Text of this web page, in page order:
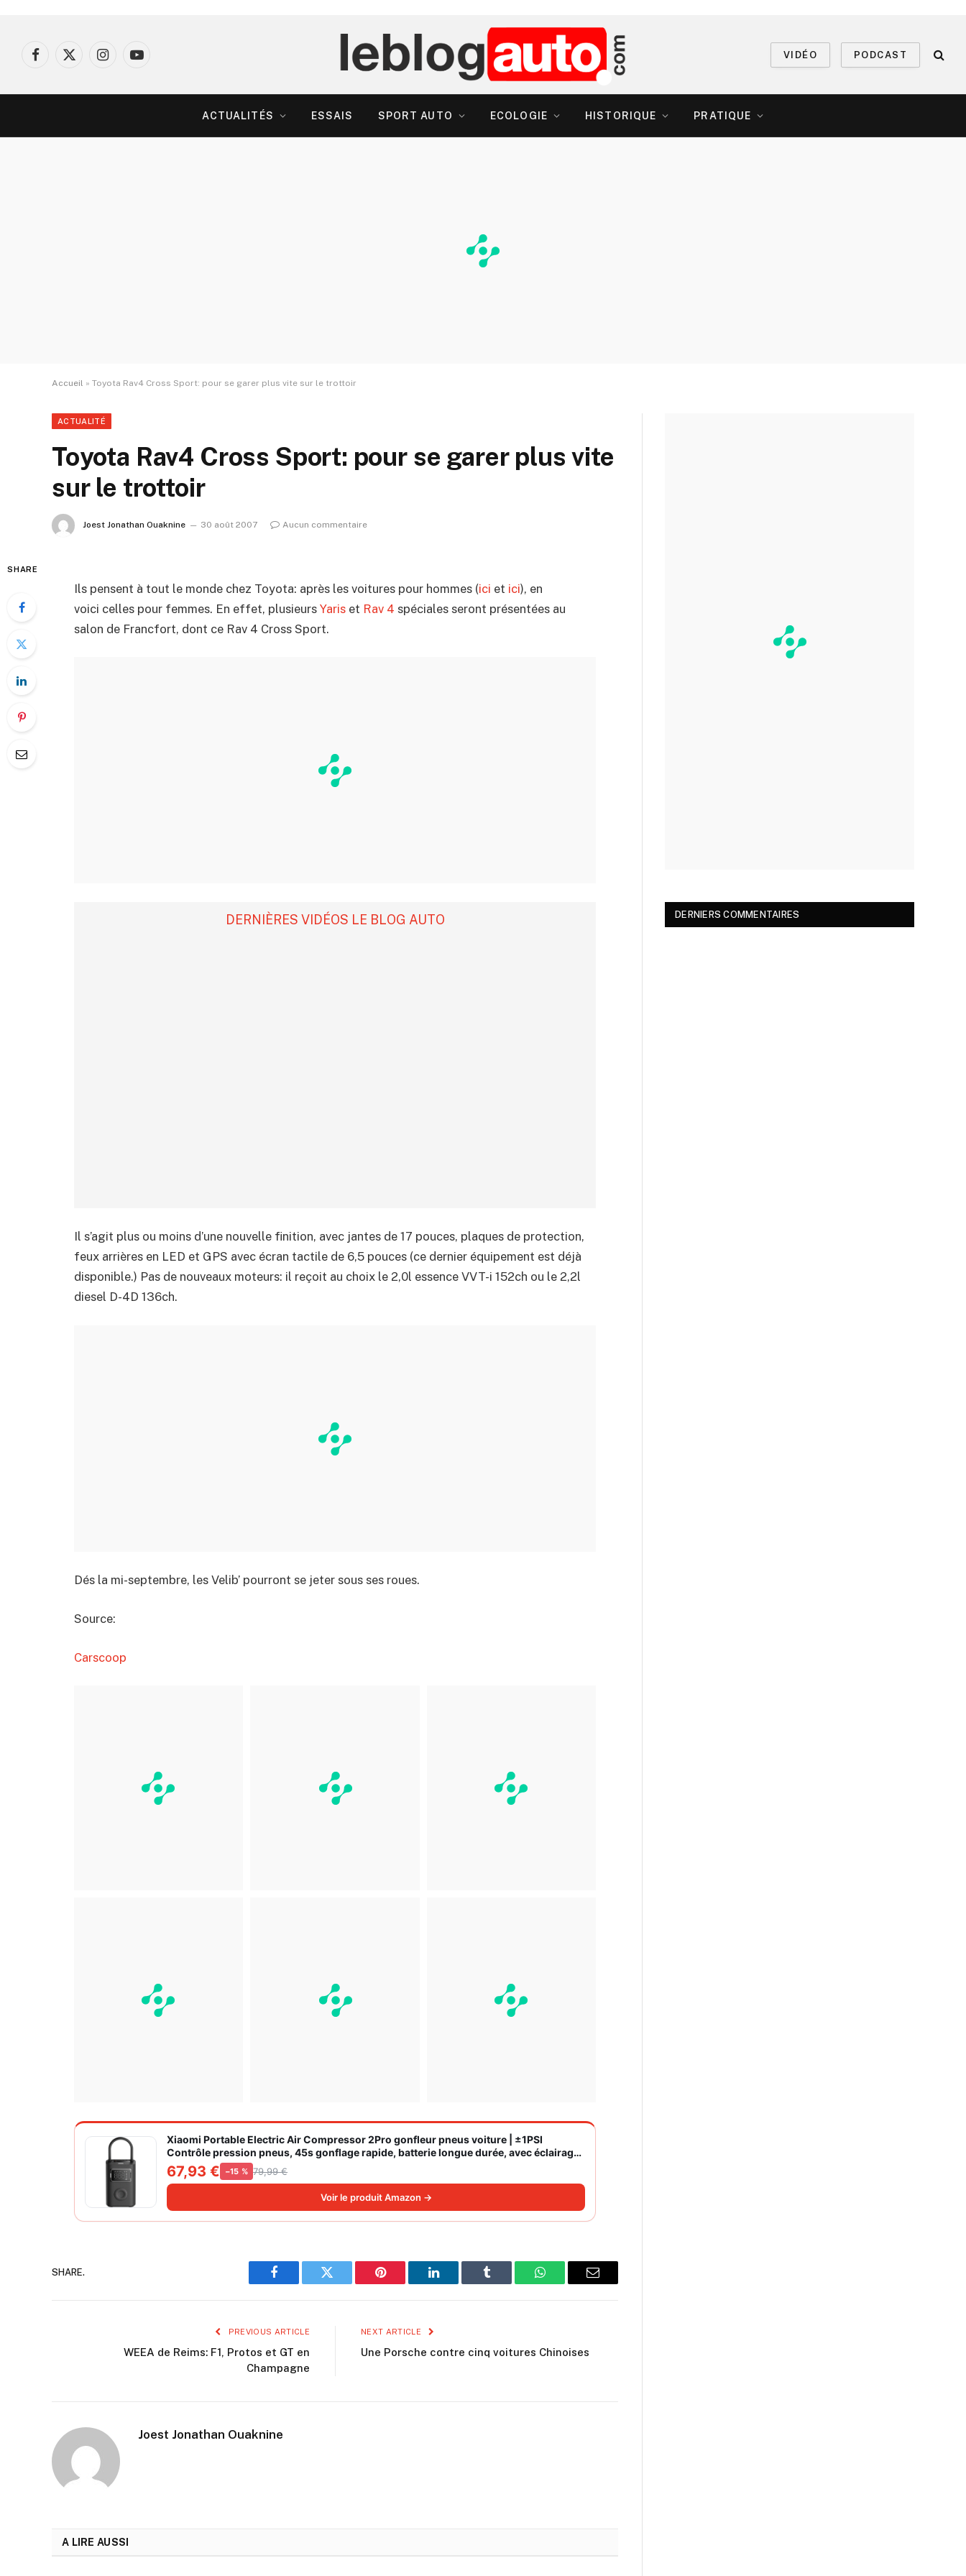
Facebook
X
InstagramYouTube
VIDÉO PODCAST
ACTUALITÉS ESSAIS SPORT AUTO ECOLOGIE HISTORIQUE PRATIQUE
Accueil » Toyota Rav4 Cross Sport: pour se garer plus vite sur le trottoir
ACTUALITÉ
Toyota Rav4 Cross Sport: pour se garer plus vite
sur le trottoir
Joest Jonathan Ouaknine 30 août 2007 Aucun commentaire
SHARE
Ils pensent à tout le monde chez Toyota: après les voitures pour hommes (ici et ici), en
voici celles pour femmes. En effet, plusieurs Yaris et Rav 4 spéciales seront présentées au
salon de Francfort, dont ce Rav 4 Cross Sport.
DERNIÈRES VIDÉOS LE BLOG AUTO
Il s’agit plus ou moins d’une nouvelle finition, avec jantes de 17 pouces, plaques de protection,
feux arrières en LED et GPS avec écran tactile de 6,5 pouces (ce dernier équipement est déjà
disponible.) Pas de nouveaux moteurs: il reçoit au choix le 2,0l essence VVT-i 152ch ou le 2,2l
diesel D-4D 136ch.
Dés la mi-septembre, les Velib’ pourront se jeter sous ses roues.
Source:
Carscoop
Xiaomi Portable Electric Air Compressor 2Pro gonfleur pneus voiture | ±1PSI
Contrôle pression pneus, 45s gonflage rapide, batterie longue durée, avec éclairage,
grand cylindre à air 27 mm
67,93 € −15 % 79,99 €
Voir le produit Amazon →
SHARE.
Facebook Twitter Pinterest LinkedIn Tumblr WhatsAppEmail
PREVIOUS ARTICLE
WEEA de Reims: F1, Protos et GT en
Champagne
NEXT ARTICLE
Une Porsche contre cinq voitures Chinoises
Joest Jonathan Ouaknine
A LIRE AUSSI
DERNIERS COMMENTAIRES